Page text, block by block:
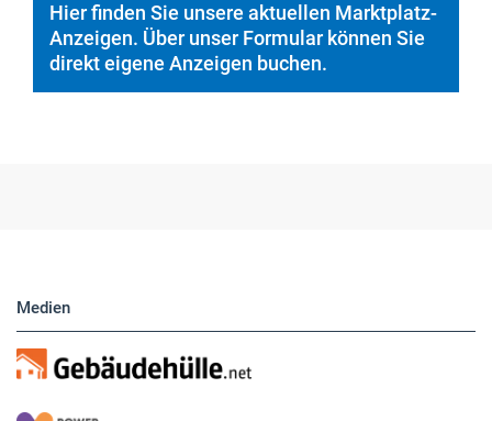
Hier finden Sie unsere aktuellen Marktplatz-
Anzeigen. Über unser Formular können Sie
direkt eigene Anzeigen buchen.
Medien